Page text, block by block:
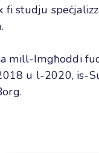
studju
Imgħoddi
u l-2020, is-